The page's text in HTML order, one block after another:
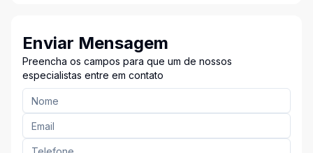
Enviar Mensagem
Preencha os campos para que um de nossos
especialistas entre em contato